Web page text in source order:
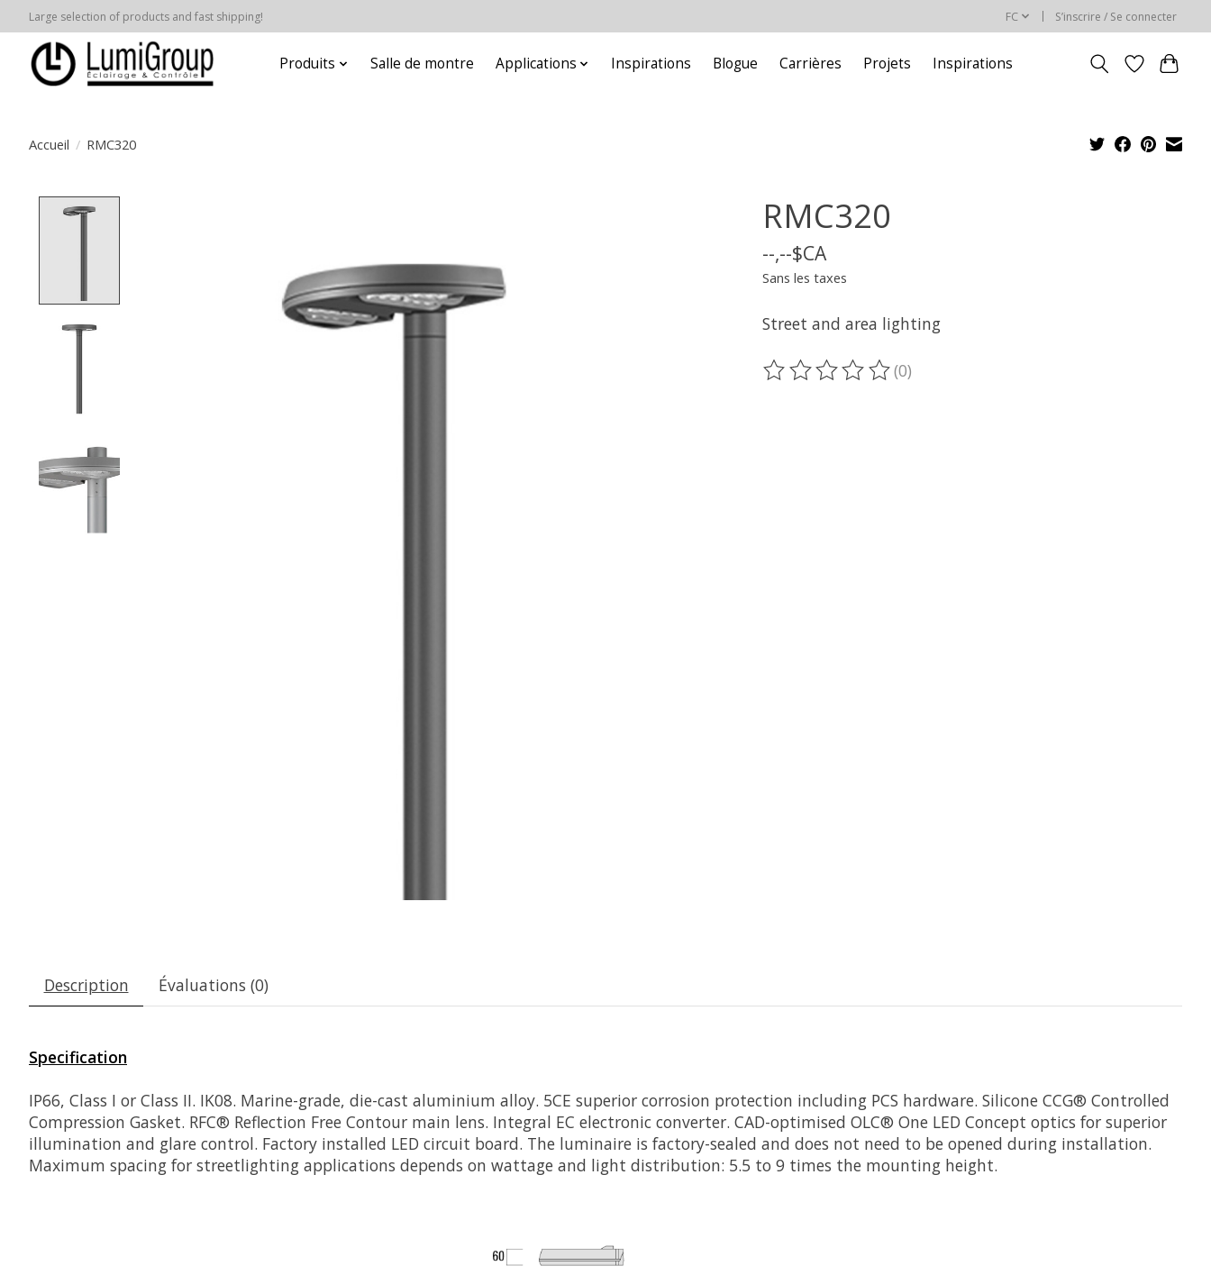
Large selection of products and fast shipping! FC S’inscrire / Se connecter
Produits Salle de montre Applications Inspirations Blogue Carrières Projets Inspirations
Accueil / RMC320
RMC320
--,--$CA
Sans les taxes
Street and area lighting
Ce produit est évalué à
(0)
Description Évaluations (0)
Specification
IP66, Class I or Class II. IK08. Marine-grade, die-cast aluminium alloy. 5CE superior corrosion protection including PCS hardware. Silicone CCG® Controlled
Compression Gasket. RFC® Reflection Free Contour main lens. Integral EC electronic converter. CAD-optimised OLC® One LED Concept optics for superior
illumination and glare control. Factory installed LED circuit board. The luminaire is factory-sealed and does not need to be opened during installation.
Maximum spacing for streetlighting applications depends on wattage and light distribution: 5.5 to 9 times the mounting height.